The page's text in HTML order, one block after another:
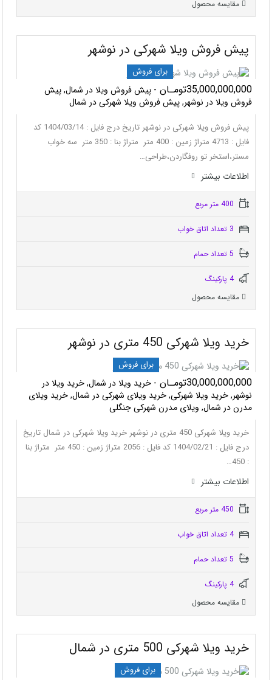
مقایسه محصول
پیش فروش ویلا شهرکی در نوشهر
برای فروش
35,000,000,000تومـان
- پیش فروش ویلا در شمال, پیش
فروش ویلا در نوشهر, پیش فروش ویلا شهرکی در شمال
پیش فروش ویلا شهرکی در نوشهر تاریخ درج فایل : 1404/03/14 کد
فایل : 4713 متراژ زمین : 400 متر متراژ بنا : 350 متر سه خواب
مستر،استخر تو روفگاردن،طراحی…
اطلاعات بيشتر
4 پاركينگ
مقایسه محصول
خرید ویلا شهرکی 450 متری در نوشهر
برای فروش
30,000,000,000تومـان
- خرید ویلا در شمال, خرید ویلا در
نوشهر, خرید ویلا شهرکی, خرید ویلای شهرکی در شمال, خرید ویلای
مدرن در شمال, ویلای مدرن شهرکی جنگلی
خرید ویلا شهرکی 450 متری در نوشهر خرید ویلا شهرکی در شمال تاریخ
درج فایل : 1404/02/21 کد فایل : 2056 متراژ زمین : 450 متر متراژ بنا
: 450…
اطلاعات بيشتر
4 تعداد اتاق خواب
4 پاركينگ
مقایسه محصول
خرید ویلا شهرکی 500 متری در شمال
برای فروش